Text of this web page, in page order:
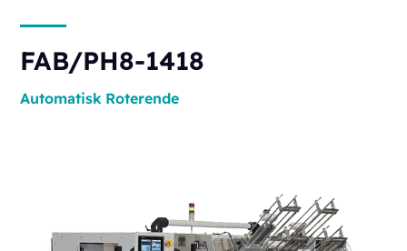
FAB/PH8-1418
Automatisk Roterende